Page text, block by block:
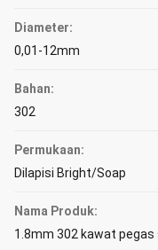
Diameter:
0,01-12mm
Bahan:
302
Permukaan:
Dilapisi Bright/Soap
Nama Produk:
1.8mm 302 kawat